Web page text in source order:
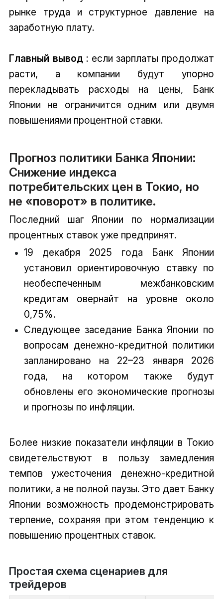
рынке труда и структурное давление на
заработную плату.
Главный вывод: если зарплаты продолжат
расти, а компании будут упорно
перекладывать расходы на цены, Банк
Японии не ограничится одним или двумя
повышениями процентной ставки.
Прогноз политики Банка Японии:
Снижение индекса
потребительских цен в Токио, но
не «поворот» в политике.
Последний шаг Японии по нормализации
процентных ставок уже предпринят.
19 декабря 2025 года Банк Японии
установил ориентировочную ставку по
необеспеченным межбанковским
кредитам овернайт на уровне около
0,75%.
Следующее заседание Банка Японии по
вопросам денежно-кредитной политики
запланировано на 22–23 января 2026
года, на котором также будут
обновлены его экономические прогнозы
и прогнозы по инфляции.
Более низкие показатели инфляции в Токио
свидетельствуют в пользу замедления
темпов ужесточения денежно-кредитной
политики, а не полной паузы. Это дает Банку
Японии возможность продемонстрировать
терпение, сохраняя при этом тенденцию к
повышению процентных ставок.
Простая схема сценариев для
трейдеров